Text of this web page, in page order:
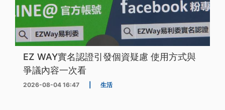
EZ WAY實名認證引發個資疑慮 使用方式與
爭議內容一次看
2026-08-04 16:47 生活